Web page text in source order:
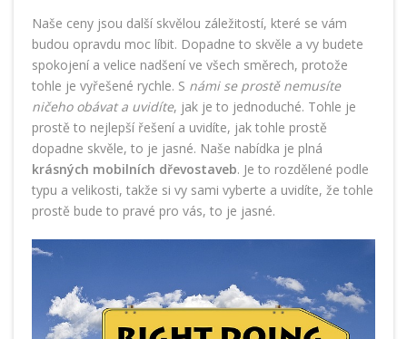
Naše ceny jsou další skvělou záležitostí, které se vám
budou opravdu moc líbit. Dopadne to skvěle a vy budete
spokojení a velice nadšení ve všech směrech, protože
tohle je vyřešené rychle. S námi se prostě nemusíte
ničeho obávat a uvidíte, jak je to jednoduché. Tohle je
prostě to nejlepší řešení a uvidíte, jak tohle prostě
dopadne skvěle, to je jasné. Naše nabídka je plná
krásných mobilních dřevostaveb. Je to rozdělené podle
typu a velikosti, takže si vy sami vyberte a uvidíte, že tohle
prostě bude to pravé pro vás, to je jasné.